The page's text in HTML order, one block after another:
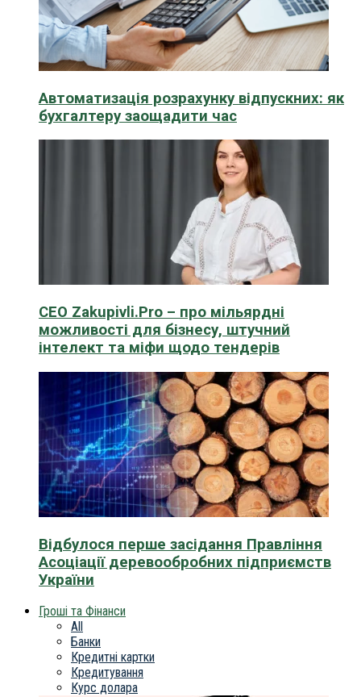
Автоматизація розрахунку відпускних: як
бухгалтеру заощадити час
CEO Zakupivli.Pro – про мільярдні
можливості для бізнесу, штучний
інтелект та міфи щодо тендерів
Відбулося перше засідання Правління
Асоціації деревообробних підприємств
України
Гроші та Фінанси
All
Банки
Кредитні картки
Кредитування
Курс долара